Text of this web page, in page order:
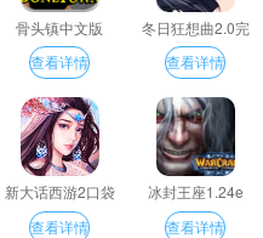
骨头镇中文版
查看详情
冬日狂想曲2.0完
整汉化版
查看详情
新大话西游2口袋
版
查看详情
冰封王座1.24e
查看详情